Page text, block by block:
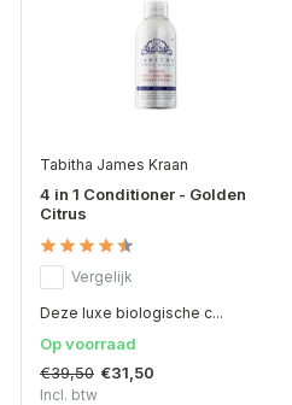
Tabitha James Kraan
4 in 1 Conditioner - Golden
Citrus
Vergelijk
Deze luxe biologische c...
Op voorraad
€39,50 €31,50
Incl. btw